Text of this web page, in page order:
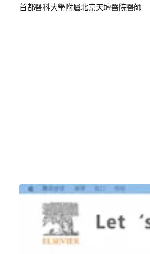
首都醫科大學附屬北京天壇醫院醫師